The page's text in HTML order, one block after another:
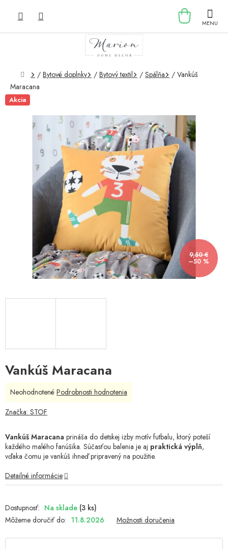
KOŠÍK
Domov
/ Bytové doplnky / Bytový textil / Spálňa / Vankúš
Maracana
Akcia
9,50 €
–50 %
Vankúš Maracana
Na sklade (3 ks)
Môžeme doručiť do: 11.8.2026 Možnosti doručenia
Vankúš Maracana prináša do detskej izby motív futbalu, ktorý poteší
každého malého fanúšika. Súčasťou balenia je aj praktická výplň,
vďaka čomu je vankúš ihneď pripravený na použitie.
Detailné informácie
Priemerné
produktu
z
5
hviezdičiek.
Neohodnotené Podrobnosti hodnotenia
Značka: STOF